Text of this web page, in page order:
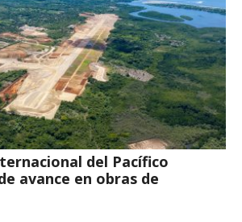
del Pacífico
avance en obras de